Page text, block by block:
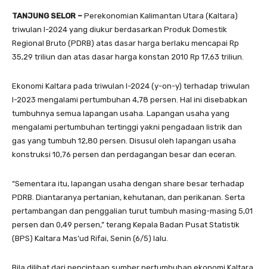
TANJUNG SELOR – Perekonomian Kalimantan Utara (Kaltara)
triwulan I-2024 yang diukur berdasarkan Produk Domestik
Regional Bruto (PDRB) atas dasar harga berlaku mencapai Rp
35,29 triliun dan atas dasar harga konstan 2010 Rp 17,63 triliun.
Ekonomi Kaltara pada triwulan I-2024 (y-on-y) terhadap triwulan
I-2023 mengalami pertumbuhan 4,78 persen. Hal ini disebabkan
tumbuhnya semua lapangan usaha. Lapangan usaha yang
mengalami pertumbuhan tertinggi yakni pengadaan listrik dan
gas yang tumbuh 12,80 persen. Disusul oleh lapangan usaha
konstruksi 10,76 persen dan perdagangan besar dan eceran.
“Sementara itu, lapangan usaha dengan share besar terhadap
PDRB. Diantaranya pertanian, kehutanan, dan perikanan. Serta
pertambangan dan penggalian turut tumbuh masing-masing 5,01
persen dan 0,49 persen,” terang Kepala Badan Pusat Statistik
(BPS) Kaltara Mas’ud Rifai, Senin (6/5) lalu.